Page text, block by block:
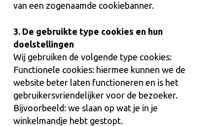
van een zogenaamde cookiebanner.
3. De gebruikte type cookies en hun
doelstellingen
Wij gebruiken de volgende type cookies:
Functionele cookies: hiermee kunnen we de
website beter laten functioneren en is het
gebruikersvriendelijker voor de bezoeker.
Bijvoorbeeld: we slaan op wat je in je
winkelmandje hebt gestopt.